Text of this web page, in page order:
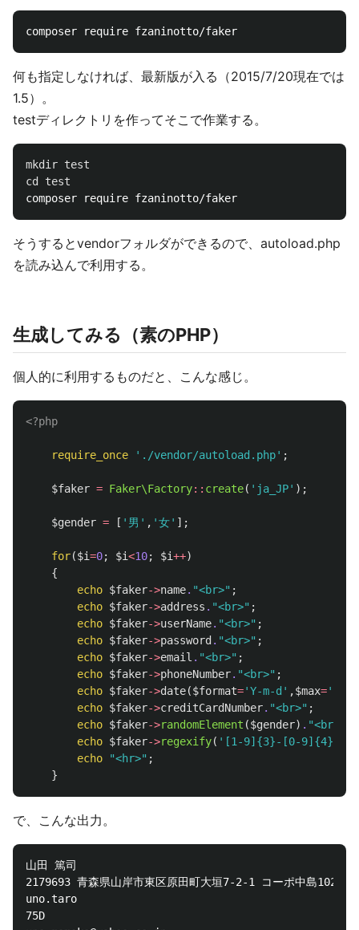
何も指定しなければ、最新版が入る（2015/7/20現在では
1.5）。
testディレクトリを作ってそこで作業する。
mkdir test
そうするとvendorフォルダができるので、autoload.php
を読み込んで利用する。
生成してみる（素のPHP）
個人的に利用するものだと、こんな感じ。
<?php
require_once './vendor/autoload.php' ;
$faker = Faker\Factory:: create( 'ja_JP' );
$gender = [ '男' , '女' ];
for($i=0; $i<10; $i++)
{
echo $faker->name. "<br>" ;
echo $faker->address . "<br>" ;
echo $faker->userName. "<br>" ;
echo $faker->password . "<br>" ;
echo $faker->email . "<br>" ;
echo $faker->phoneNumber. "<br>" ;
echo $faker->date($format='Y-m-d' ,$max='now'
echo $faker->creditCardNumber. "<br>" ;
echo $faker->randomElement ($gender) . "<br>"
echo $faker->regexify( '[1-9]{3}-[0-9]{4}'
echo
"<hr>" ;
}
で、こんな出力。
山田 篤司
2179693 青森県山岸市東区原田町大垣7-2-1 コーポ中島102号
uno.taro
75D